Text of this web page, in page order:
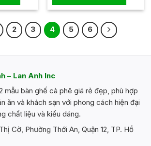
0
5
2 3 4 5 6
– Lan Anh Inc
mẫu bàn ghế cà phê giá rẻ đẹp, phù hợp
ăn và khách sạn với phong cách hiện đại
chất liệu và kiểu dáng.
Cờ, Phường Thới An, Quận 12, TP. Hồ